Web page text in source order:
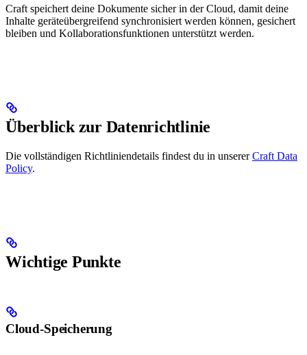
Craft speichert deine Dokumente sicher in der Cloud, damit deine
Inhalte geräteübergreifend synchronisiert werden können, gesichert
bleiben und Kollaborationsfunktionen unterstützt werden.
Überblick zur Datenrichtlinie
Die vollständigen Richtliniendetails findest du in unsererCraft Data
Policy.
Wichtige Punkte
Cloud-Speicherung